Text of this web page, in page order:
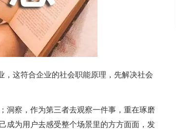
这符合企业的社会职能原理，先解决社会
察，作为第三者去观察一件事，重在琢磨
成为用户去感受整个场景里的方方面面，发